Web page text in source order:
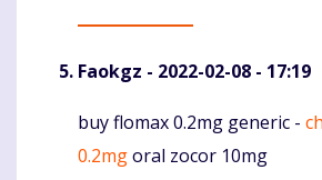
Faokgz - 2022-02-08 - 17:19
Komentaras
buy flomax 0.2mg generic -
0.2mgoral zocor 10mg